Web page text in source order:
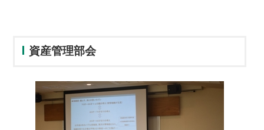
資産管理部会